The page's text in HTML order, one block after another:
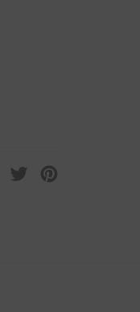
Compartilhar
Tweetar